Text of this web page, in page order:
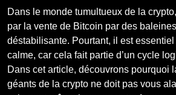
Dans le monde tumultueux de la
par la vente de Bitcoin par des
déstabilisante. Pourtant, il est
calme, car cela fait partie d’un cycle
Dans cet article, découvrons pourquoi
géants de la crypto ne doit pas vous